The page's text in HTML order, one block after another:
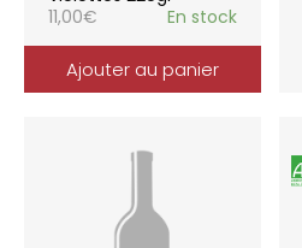
11,00€ En stock
Ajouter au panier